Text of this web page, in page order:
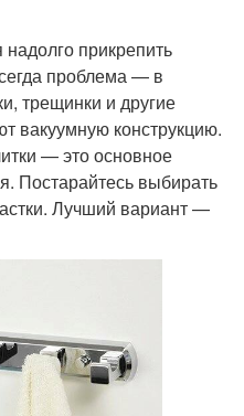
прикрепить
проблема — в
трещинки и другие
вакуумную конструкцию.
— это основное
Постарайтесь выбирать
Лучший вариант —